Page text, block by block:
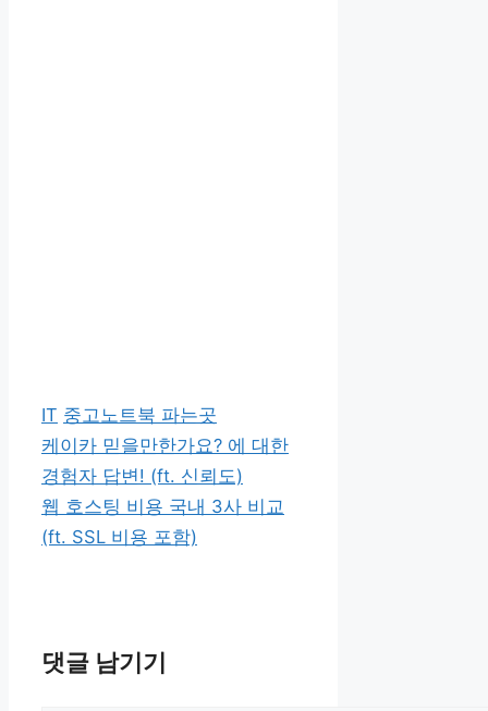
카
테
고
리
IT 태
그
중고노트북 파는곳
케이카 믿을만한가요? 에 대한
경험자 답변! (ft. 신뢰도)
웹 호스팅 비용 국내 3사 비교
(ft. SSL 비용 포함)
댓글 남기기